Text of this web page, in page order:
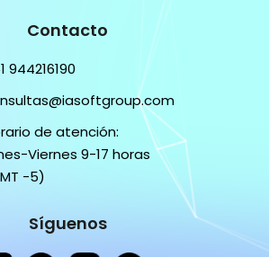
Contacto
944216190
de atención:
Viernes 9-17 horas
-5)
Síguenos